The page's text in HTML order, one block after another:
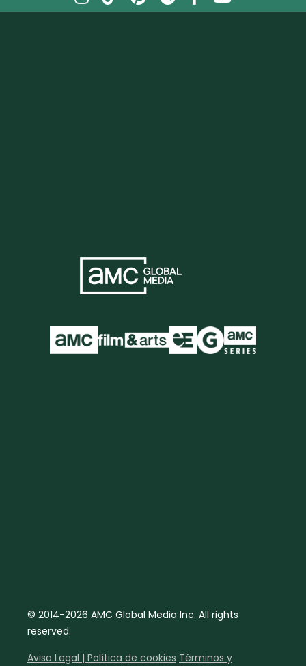
© 2014-2026 AMC Global Media Inc. All rights
reserved.
Aviso Legal | Política de cookies Términos y